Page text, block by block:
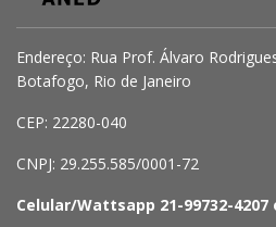
Endereço: Rua Prof. Álvaro
Botafogo, Rio de Janeiro
CEP: 22280-040
CNPJ: 29.255.585/0001-72
Celular/Wattsapp 21-99732-4207